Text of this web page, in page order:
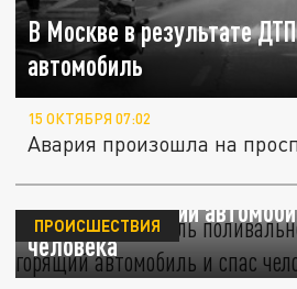
В Москве в результате
автомобиль
15 ОКТЯБРЯ 07:02
Авария произошла на
В Москве водитель
потушил горящий
человека
ПРОИСШЕСТВИЯ